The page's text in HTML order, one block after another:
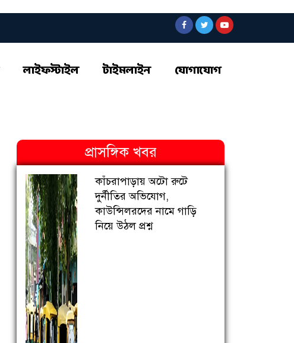
লাইফস্টাইল টাইমলাইন যোগাযোগ
প্রাসঙ্গিক খবর
কাঁচরাপাড়ায় অটো রুটে
দুর্নীতির অভিযোগ,
কাউন্সিলরদের নামে গাড়ি
নিয়ে উঠল প্রশ্ন